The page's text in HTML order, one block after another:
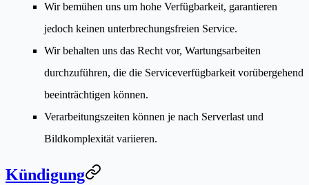
Wir bemühen uns um hohe Verfügbarkeit, garantieren
jedoch keinen unterbrechungsfreien Service.
Wir behalten uns das Recht vor, Wartungsarbeiten
durchzuführen, die die Serviceverfügbarkeit vorübergehend
beeinträchtigen können.
Verarbeitungszeiten können je nach Serverlast und
Bildkomplexität variieren.
Kündigung